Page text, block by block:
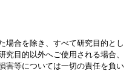
場合を除き、すべて研究目的とし
目的以外へご使用される場合、
害等については一切の責任を負い